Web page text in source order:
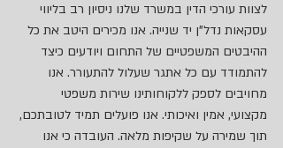
לצוות עורכי הדין במשרד שלנו ניסיון רב בליווי
עסקאות נדל"ן יד שנייה. אנו מכירים היטב את כל
ההיבטים המשפטיים של התחום ויודעים כיצד
להתמודד עם כל אתגר שעלול להתעורר. אנו
מחויבים לספק ללקוחותינו שירות משפטי
מקצועי, אמין ואיכותי. אנו פועלים תמיד לטובתכם,
תוך שמירה על שקיפות מלאה. העובדה כי אנו